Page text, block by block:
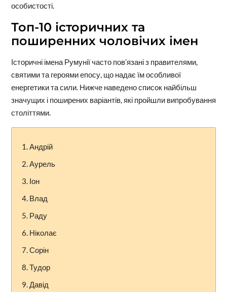
особистості.
Топ-10 історичних та
поширенних чоловічих імен
Історичні імена Румунії часто пов’язані з правителями,
святими та героями епосу, що надає їм особливої
енергетики та сили. Нижче наведено список найбільш
значущих і поширених варіантів, які пройшли випробування
століттями.
Андрій
Аурель
Іон
Влад
Раду
Ніколає
Сорін
Тудор
Давід